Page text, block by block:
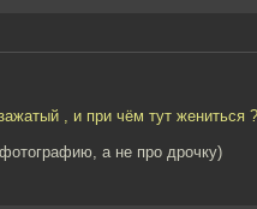
, и при чём тут жениться ?
а не про дрочку)